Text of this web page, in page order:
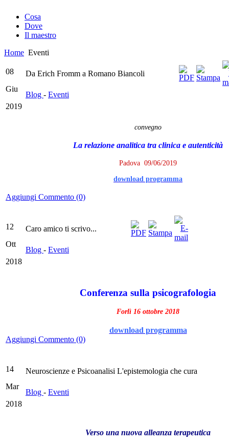
Cosa
Dove
Il maestro
Home Eventi
08
Giu
2019
Da Erich Fromm a Romano Biancoli
Blog - Eventi
convegno
La relazione analitica tra clinica e autenticità
Padova 09/06/2019
download programma
Aggiungi Commento (0)
12
Ott
2018
Caro amico ti scrivo...
Blog - Eventi
Conferenza sulla psicografologia
Forlì 16 ottobre 2018
download programma
Aggiungi Commento (0)
14
Mar
2018
Neuroscienze e Psicoanalisi L'epistemologia che cura
Blog - Eventi
Verso una nuova alleanza terapeutica